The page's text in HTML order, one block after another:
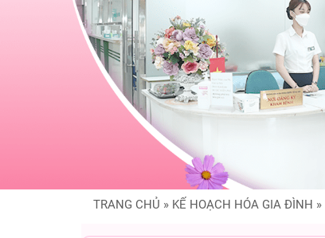
TRANG CHỦ » KẾ HOẠCH HÓA GIA ĐÌNH »